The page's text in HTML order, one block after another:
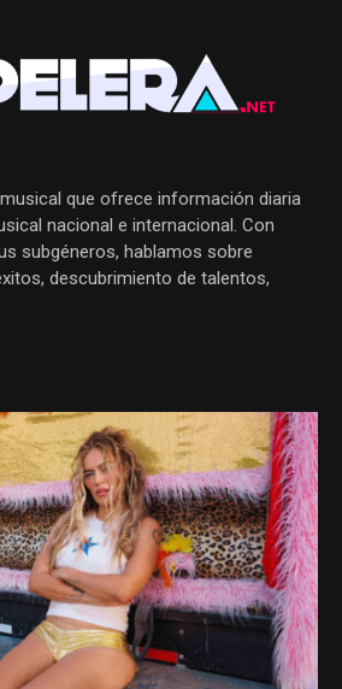
que ofrece información diaria
nacional e internacional. Con
subgéneros, hablamos sobre
descubrimiento de talentos,